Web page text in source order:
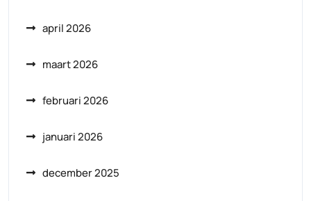
april 2026
maart 2026
februari 2026
januari 2026
december 2025